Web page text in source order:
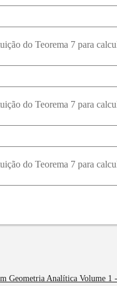
do Teorema 7 para
do Teorema 7 para
do Teorema 7 para
Geometria Analítica Volume 1